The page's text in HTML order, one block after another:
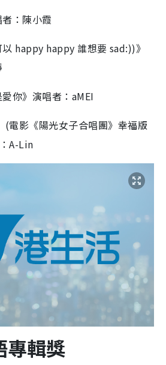
者：陳小霞
以 happy happy 誰想要 sad:))》
愛你》演唱者：aMEI
(電影《陽光女子合唱團》幸福版
A-Lin
專輯獎